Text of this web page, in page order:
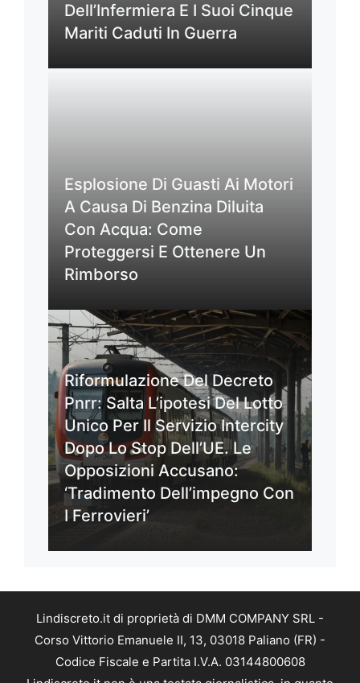
Dell’Infermiera E I Suoi Cinque
Mariti Caduti In Guerra
Esplosione Di Guasti Ai Motori
A Causa Di Benzina Diluita
Con Acqua: Come
Proteggersi E Ottenere Un
Rimborso
Riformulazione Del Decreto
Pnrr: Salta L’ipotesi Del Lotto
Unico Per Il Servizio Intercity
Dopo Lo Stop Dell’UE. Le
Opposizioni Accusano:
‘Tradimento Dell’impegno Con
I Ferrovieri’
Lindiscreto.it di proprietà di DMM COMPANY SRL -
Corso Vittorio Emanuele II, 13, 03018 Paliano (FR) -
Codice Fiscale e Partita I.V.A. 03144800608